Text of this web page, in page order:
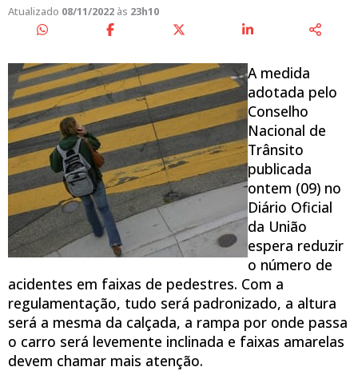
Atualizado 08/11/2022 às 23h10
A medida
adotada pelo
Conselho
Nacional de
Trânsito
publicada
ontem (09) no
Diário Oficial
da União
espera reduzir
o número de
acidentes em faixas de pedestres. Com a
regulamentação, tudo será padronizado, a altura
será a mesma da calçada, a rampa por onde passa
o carro será levemente inclinada e faixas amarelas
devem chamar mais atenção.